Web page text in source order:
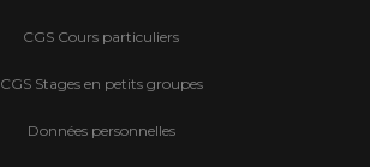
CGS Cours particuliers
CGS Stages en petits groupes
Données personnelles